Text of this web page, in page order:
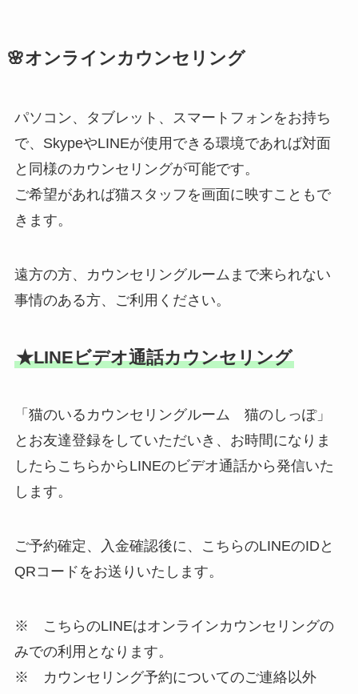
🌸オンラインカウンセリング
パソコン、タブレット、スマートフォンをお持ち
で、SkypeやLINEが使用できる環境であれば対面
と同様のカウンセリングが可能です。
ご希望があれば猫スタッフを画面に映すこともで
きます。
遠方の方、カウンセリングルームまで来られない
事情のある方、ご利用ください。
★LINEビデオ通話カウンセリング
「猫のいるカウンセリングルーム 猫のしっぽ」
とお友達登録をしていただいき、お時間になりま
したらこちらからLINEのビデオ通話から発信いた
します。
ご予約確定、入金確認後に、こちらのLINEのIDと
QRコードをお送りいたします。
※ こちらのLINEはオンラインカウンセリングの
みでの利用となります。
※ カウンセリング予約についてのご連絡以外